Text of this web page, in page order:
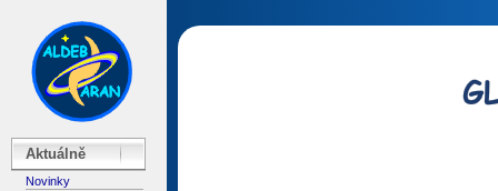
Aktuálně
Novinky